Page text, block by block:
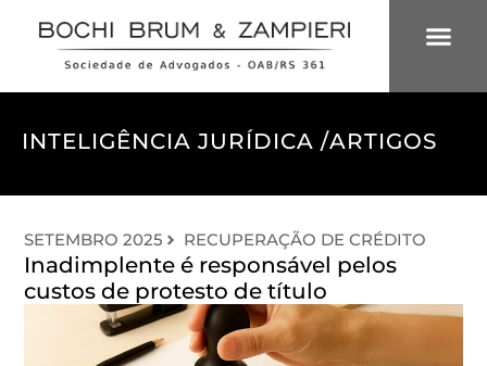
INTELIGÊNCIA JURÍDICA /ARTIGOS
SETEMBRO 2025 RECUPERAÇÃO DE CRÉDITO
Inadimplente é responsável pelos
custos de protesto de título